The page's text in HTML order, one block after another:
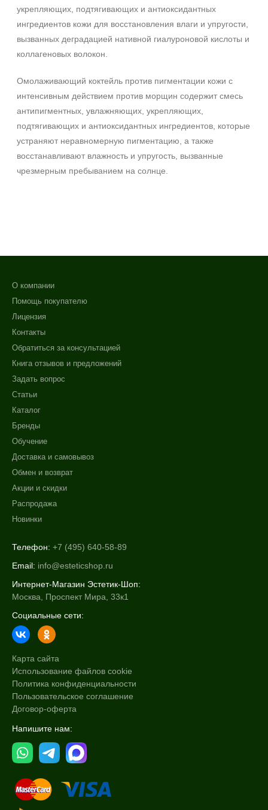
укрепляющих, подтягивающих и антиоксидантных
ингредиентов кожи для восстановления влаги и упругости,
вызванных деградацией нативной гиалуроновой кислоты и
коллагеновых волокон.
Омолаживающий коктейль против пигментации кожи с
интенсивным действием против морщин содержит смесь
антипигментных, увлажняющих, укрепляющих,
подтягивающих и антиоксидантных ингредиентов, которые
устраняют неравномерную пигментацию, а также
восстанавливают влажность и упругость, вызванные
чрезмерным пребыванием на солнце.
О компании
Помощь покупателю
Лицензия
Контакты
Обратиться за консультацией
Книга отзывов и предложений
Задать вопрос
Статьи
Каталог
Бренды
Обучение
Доставка и самовывоз
Обмен и возврат
Акции и скидки
Распродажа
Новинки
Телефон: +7 (495) 640-58-89
Email: info@esteticshop.ru
Интернет-Магазин Эстетик-Шоп:
Москва, Проспект Мира, 33к1
Социальные сети:
Карта сайта
Использование файлов cookie
Политика конфиденциальности
Пользовательское соглашение
Договор-оферта
Напишите нам: